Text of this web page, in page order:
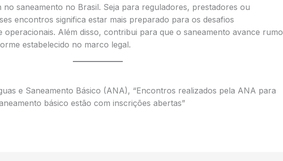
no saneamento no Brasil. Seja para reguladores, prestadores ou
encontros significa estar mais preparado para os desafios
operacionais. Além disso, contribui para que o saneamento avance rumo
estabelecido no marco legal.
e Saneamento Básico (ANA), “Encontros realizados pela ANA para
básico estão com inscrições abertas”